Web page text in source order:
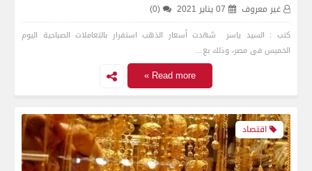
غير معروف 07 يناير 2021 (0)
كتب : السيد ياسر شهدت أسعار الذهب استقرار بالتعاملات الصباحية اليوم
الخميس فى مصر، وذلك بع…
Read more »
اقتصاد